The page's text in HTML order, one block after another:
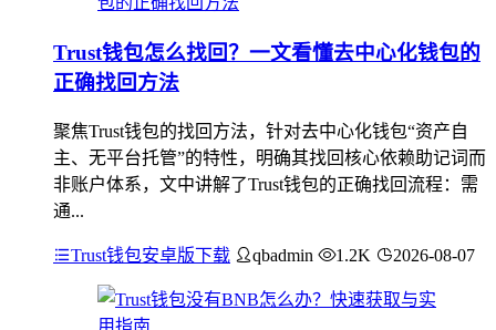
Trust钱包怎么找回？一文看懂去中心化钱包的
正确找回方法
聚焦Trust钱包的找回方法，针对去中心化钱包“资产自
主、无平台托管”的特性，明确其找回核心依赖助记词而
非账户体系，文中讲解了Trust钱包的正确找回流程：需
通...
Trust钱包安卓版下载 qbadmin 1.2K 2026-08-07